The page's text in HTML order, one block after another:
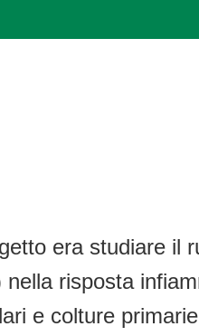
era studiare il
risposta
e colture